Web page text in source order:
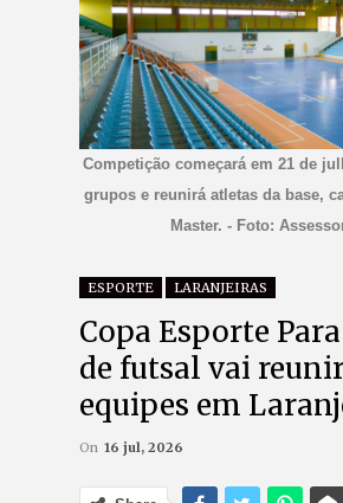
Competição começará em 21 de
grupos e reunirá atletas da base,
Master. - Foto:
ESPORTE LARANJEIRAS
Copa Esporte
de futsal vai
equipes em
On 16 jul, 2026